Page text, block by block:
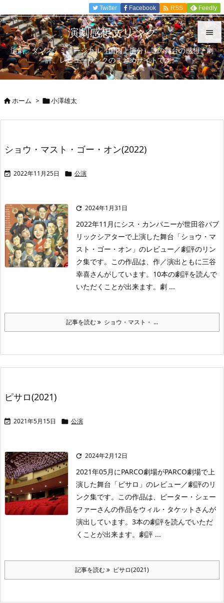


メニュ

Twitter Facebook  RSS Feedly
演劇感想文リンク
演劇、ダンス、ミュージカル（国内上演分）等の舞台の感想、劇
評、レビューリンクのまとめサイトです。
ホーム > 小澤雄太
ショウ・マスト・ゴー・オン(2022)
 2022年11月25日  公演
 2024年1月31日
2022年11月にシス・カンパニーが世田谷パブ
リックシアターで上演した舞台「ショウ・マ
スト・ゴー・オン」のレビュー／劇評のリン
ク集です。この作品は、作／演出ともに三谷
幸喜さんがしています。10本の劇評を読んで
いただくことが出来ます。劇 ...
記事を読む ショウ・マスト・ ...
ピサロ(2021)
 2021年5月15日  公演
 2024年2月12日
2021年05月にPARCO劇場がPARCO劇場で上
演した舞台「ピサロ」のレビュー／劇評のリ
ンク集です。この作品は、ピーター・シェー
ファーさんの作品をウィル・タケットさんが
演出しています。3本の劇評を読んでいただ
くことが出来ます。劇評 ...
記事を読む ピサロ(2021)